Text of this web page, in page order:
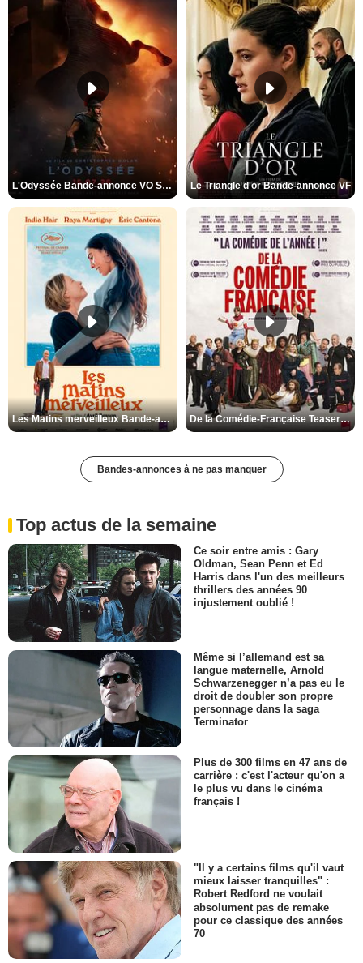
L'Odyssée Bande-annonce VO STFR Le Triangle d'or Bande-annonce VF
Les Matins merveilleux Bande-annonce VF De la Comédie-Française Teaser VF
Bandes-annonces à ne pas manquer
Top actus de la semaine
Ce soir entre amis : Gary
Oldman, Sean Penn et Ed
Harris dans l'un des meilleurs
thrillers des années 90
injustement oublié !
Même si l’allemand est sa
langue maternelle, Arnold
Schwarzenegger n’a pas eu le
droit de doubler son propre
personnage dans la saga
Terminator
Plus de 300 films en 47 ans de
carrière : c'est l'acteur qu'on a
le plus vu dans le cinéma
français !
"Il y a certains films qu'il vaut
mieux laisser tranquilles" :
Robert Redford ne voulait
absolument pas de remake
pour ce classique des années
70